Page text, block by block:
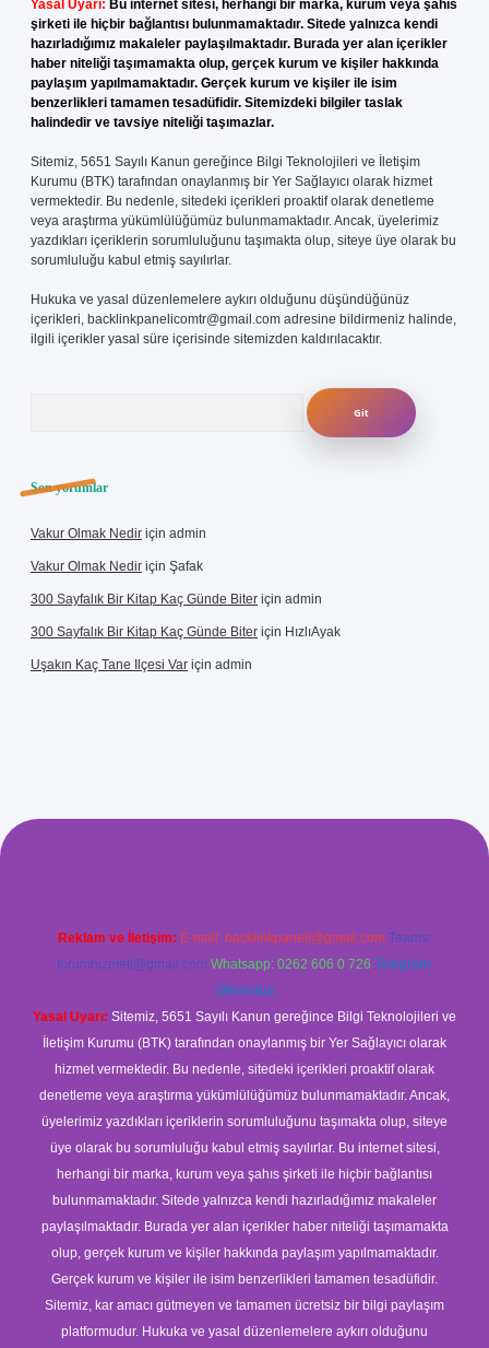
Yasal Uyarı: Bu internet sitesi, herhangi bir marka, kurum veya şahıs
şirketi ile hiçbir bağlantısı bulunmamaktadır. Sitede yalnızca kendi
hazırladığımız makaleler paylaşılmaktadır. Burada yer alan içerikler
haber niteliği taşımamakta olup, gerçek kurum ve kişiler hakkında
paylaşım yapılmamaktadır. Gerçek kurum ve kişiler ile isim
benzerlikleri tamamen tesadüfidir. Sitemizdeki bilgiler taslak
halindedir ve tavsiye niteliği taşımazlar.
Sitemiz, 5651 Sayılı Kanun gereğince Bilgi Teknolojileri ve İletişim
Kurumu (BTK) tarafından onaylanmış bir Yer Sağlayıcı olarak hizmet
vermektedir. Bu nedenle, sitedeki içerikleri proaktif olarak denetleme
veya araştırma yükümlülüğümüz bulunmamaktadır. Ancak, üyelerimiz
yazdıkları içeriklerin sorumluluğunu taşımakta olup, siteye üye olarak bu
sorumluluğu kabul etmiş sayılırlar.
Hukuka ve yasal düzenlemelere aykırı olduğunu düşündüğünüz
içerikleri, backlinkpanelicomtr@gmail.com adresine bildirmeniz halinde,
ilgili içerikler yasal süre içerisinde sitemizden kaldırılacaktır.
Son yorumlar
Vakur Olmak Nedir için admin
Vakur Olmak Nedir için Şafak
300 Sayfalık Bir Kitap Kaç Günde Biter için admin
300 Sayfalık Bir Kitap Kaç Günde Biter için HızlıAyak
Uşakın Kaç Tane Ilçesi Var için admin
giriş
Reklam ve İletişim: E-mail: backlinkpaneli@gmail.com Teams:
forumhizmeti@gmail.com Whatsapp: 0262 606 0 726 Telegram:
@karabul
Yasal Uyarı: Sitemiz, 5651 Sayılı Kanun gereğince Bilgi Teknolojileri ve
İletişim Kurumu (BTK) tarafından onaylanmış bir Yer Sağlayıcı olarak
hizmet vermektedir. Bu nedenle, sitedeki içerikleri proaktif olarak
denetleme veya araştırma yükümlülüğümüz bulunmamaktadır. Ancak,
üyelerimiz yazdıkları içeriklerin sorumluluğunu taşımakta olup, siteye
üye olarak bu sorumluluğu kabul etmiş sayılırlar. Bu internet sitesi,
herhangi bir marka, kurum veya şahıs şirketi ile hiçbir bağlantısı
bulunmamaktadır. Sitede yalnızca kendi hazırladığımız makaleler
paylaşılmaktadır. Burada yer alan içerikler haber niteliği taşımamakta
olup, gerçek kurum ve kişiler hakkında paylaşım yapılmamaktadır.
Gerçek kurum ve kişiler ile isim benzerlikleri tamamen tesadüfidir.
Sitemiz, kar amacı gütmeyen ve tamamen ücretsiz bir bilgi paylaşım
platformudur. Hukuka ve yasal düzenlemelere aykırı olduğunu